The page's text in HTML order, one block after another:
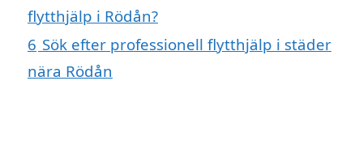
flytthjälp i Rödån?
6 Sök efter professionell flytthjälp i städer
nära Rödån